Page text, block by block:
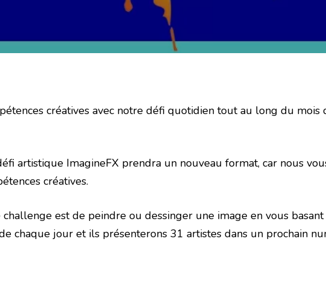
créatives avec notre défi quotidien tout au long du
artistique ImagineFX prendra un nouveau format, car nous
créatives.
est de peindre ou dessinger une image en vous
chaque jour et ils présenterons 31 artistes dans un prochain